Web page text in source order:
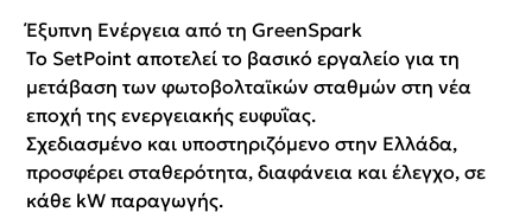
Έξυπνη Ενέργεια από τη GreenSpark
Το SetPoint αποτελεί το βασικό εργαλείο για τη
μετάβαση των φωτοβολταϊκών σταθμών στη νέα
εποχή της ενεργειακής ευφυΐας.
Σχεδιασμένο και υποστηριζόμενο στην Ελλάδα,
προσφέρει σταθερότητα, διαφάνεια και έλεγχο, σε
κάθε kW παραγωγής.